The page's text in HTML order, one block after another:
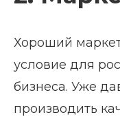
Хороший
условие для
бизнеса. Уже
производить